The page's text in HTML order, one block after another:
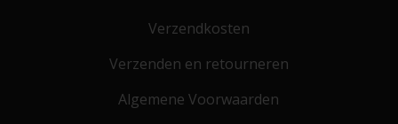
Verzendkosten
Verzenden en retourneren
Algemene Voorwaarden